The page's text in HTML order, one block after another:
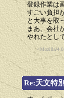
登録作業は
すごい負担
と大事を取
まあ、会社
やれたとし
<Mozilla/
Re:天文特